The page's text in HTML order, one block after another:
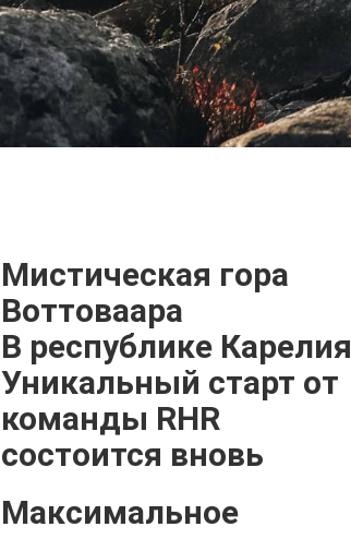
Мистическая гора
Воттоваара
В республике Карелия
Уникальный старт от
команды RHR
состоится вновь
Максимальное